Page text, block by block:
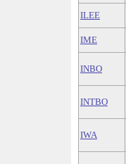
ILEE
IME
INBO
INTBO
IWA